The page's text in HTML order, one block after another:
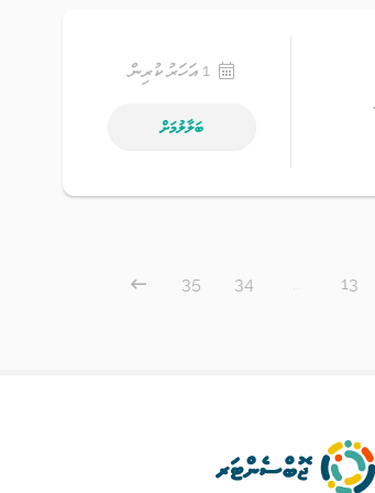
1 އަހަރު ކުރިން
ބަލާލުމަށް
13
34
35